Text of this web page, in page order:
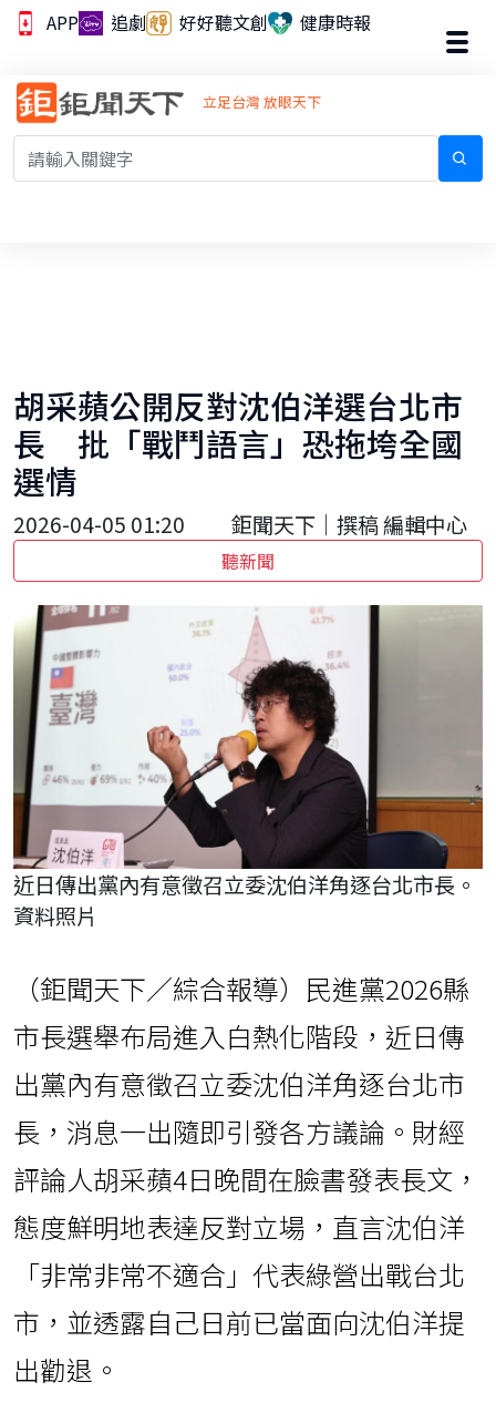
APP 追劇 好好聽文創 健康時報
立足台灣 放眼天下
胡采蘋公開反對沈伯洋選台北市
長 批「戰鬥語言」恐拖垮全國
選情
2026-04-05 01:20 鉅聞天下｜撰稿 編輯中心
聽新聞
近日傳出黨內有意徵召立委沈伯洋角逐台北市長。
資料照片
（鉅聞天下／綜合報導）民進黨2026縣
市長選舉布局進入白熱化階段，近日傳
出黨內有意徵召立委沈伯洋角逐台北市
長，消息一出隨即引發各方議論。財經
評論人胡采蘋4日晚間在臉書發表長文，
態度鮮明地表達反對立場，直言沈伯洋
「非常非常不適合」代表綠營出戰台北
市，並透露自己日前已當面向沈伯洋提
出勸退。